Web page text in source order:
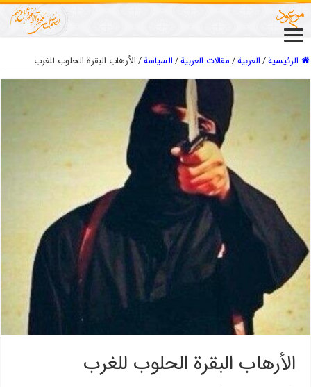
الرئيسية/العربیة/مقالات العربیة/السیاسة/الأرهاب البقرة الحلوب للغرب
الأرهاب البقرة الحلوب للغرب